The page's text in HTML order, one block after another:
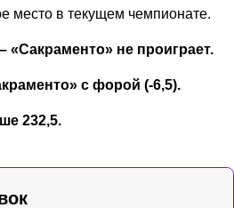
место в текущем чемпионате.
не проиграет.
с форой (-6,5).
232,5.